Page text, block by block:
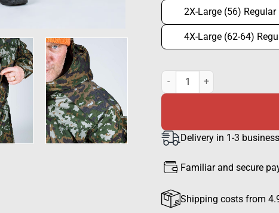
2X-Large (56) Regular
4X-Large (62-64)
Ilves patrol overall M05 winter
Delivery in 1-3
Familiar and secure
Shipping costs from